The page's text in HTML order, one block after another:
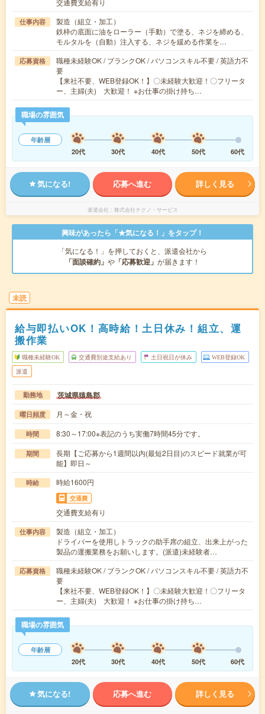
交通費支給有り
仕事内容
製造（組立・加工）
鉄枠の底面に油をローラー（手動）で塗る、ネジを締める、
モルタルを（自動）注入する、ネジを緩める作業を…
応募資格
職種未経験OK / ブランクOK / パソコンスキル不要 / 英語力不
要
【来社不要、WEB登録OK！】〇未経験大歓迎！〇フリータ
ー、主婦(夫) 大歓迎！ ※お仕事の掛け持ち…
職場の雰囲気
年齢層
20代
30代 40代 50代 60代
気になる! 応募へ進む 詳しく見る
派遣会社 株式会社テクノ・サービス
興味があったら「★気になる！」をタップ！
「気になる！」を押しておくと、派遣会社から
「面談確約」 や 「応募歓迎」 が届きます！
未読
給与即払いOK！高時給！土日休み！組立、運
搬作業
職種未経験OK 交通費別途支給あり 土日祝日が休み WEB登録OK
派遣
勤務地 茨城県猿島郡
曜日頻度 月～金・祝
時間 8:30～17:00※表記のうち実働7時間45分です。
期間
長期【ご応募から1週間以内(最短2日目)のスピード就業が可
能】即日～
時給 時給1600円
交通費
交通費支給有り
仕事内容
製造（組立・加工）
ドライバーを使用しトラックの助手席の組立、出来上がった
製品の運搬業務をお願いします。(派遣)未経験者…
応募資格
職種未経験OK / ブランクOK / パソコンスキル不要 / 英語力不
要
【来社不要、WEB登録OK！】〇未経験大歓迎！〇フリータ
ー、主婦(夫) 大歓迎！ ※お仕事の掛け持ち…
職場の雰囲気
年齢層
20代
30代 40代 50代 60代
気になる! 応募へ進む 詳しく見る